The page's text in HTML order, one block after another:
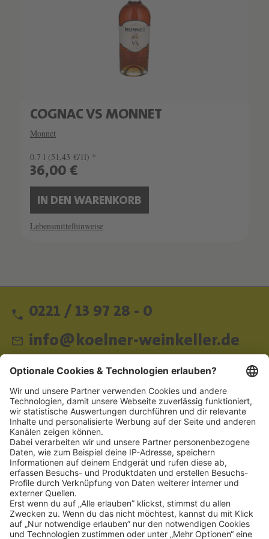
COGNAC VS MONNET
Monnet
0.7 l (51,43 €/1l) *
36,00 €
IN DEN WARENKORB
Lebensmittelhinweise
0221 / 13 97 28 - 0
info@koelner-weinkeller.de
Schnellzugriff
ZAHLUNGSMETHODEN
SOCIAL
NEWSLETTER
BESUCHEN SIE UNS